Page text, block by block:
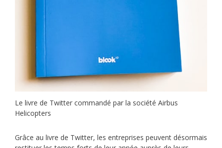
Le livre de Twitter commandé par la société Airbus
Helicopters
Grâce au livre de Twitter, les entreprises peuvent désormais